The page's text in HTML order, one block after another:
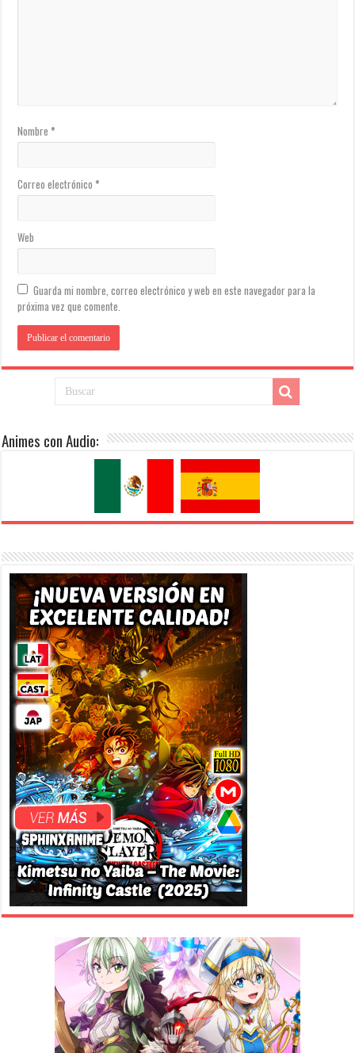
Nombre*
Correo electrónico*
Web
Guarda mi nombre, correo electrónico y web en este navegador para la
próxima vez que comente.
Animes con Audio: